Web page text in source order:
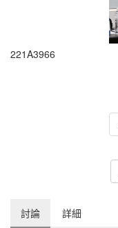
221A3966
討論 詳細